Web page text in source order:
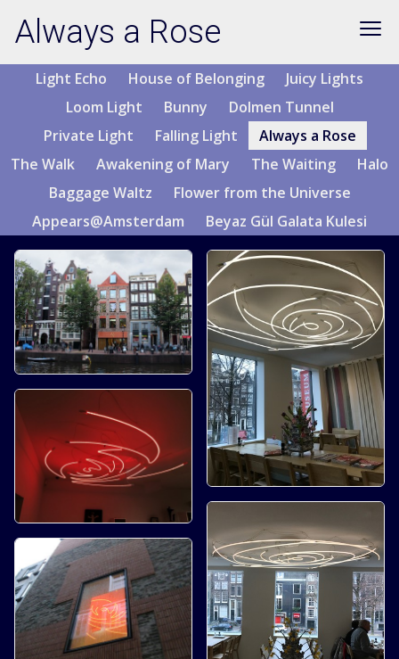
Always a Rose
Light Echo House of Belonging
Juicy Lights
Loom Light
Bunny
Dolmen Tunnel
Private Light
Falling Light
Always a Rose
The Walk
Awakening of Mary The Waiting
Halo
Baggage Waltz
Flower from the Universe
Appears@Amsterdam
Beyaz Gül Galata Kulesi